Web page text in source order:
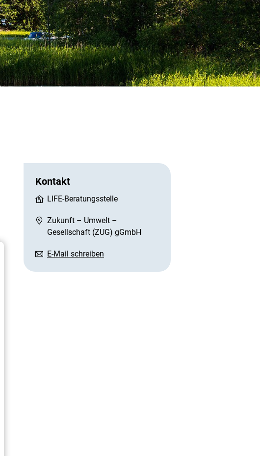
Kontakt
LIFE-Beratungsstelle
Zukunft – Umwelt –
Gesellschaft (ZUG) gGmbH
E-Mail schreiben